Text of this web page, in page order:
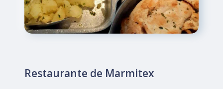
Restaurante de Marmitex